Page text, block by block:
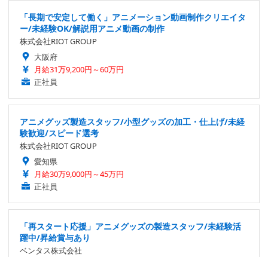
「長期で安定して働く」アニメーション動画制作クリエイタ
ー/未経験OK/解説用アニメ動画の制作
株式会社RIOT GROUP
大阪府
月給31万9,200円～60万円
正社員
アニメグッズ製造スタッフ/小型グッズの加工・仕上げ/未経
験歓迎/スピード選考
株式会社RIOT GROUP
愛知県
月給30万9,000円～45万円
正社員
「再スタート応援」アニメグッズの製造スタッフ/未経験活
躍中/昇給賞与あり
ベンタス株式会社